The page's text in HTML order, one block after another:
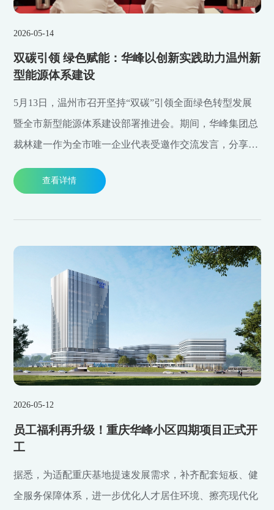
2026-05-14
双碳引领 绿色赋能：华峰以创新实践助力温州新
型能源体系建设
5月13日，温州市召开坚持“双碳”引领全面绿色转型发展
暨全市新型能源体系建设部署推进会。期间，华峰集团总
裁林建一作为全市唯一企业代表受邀作交流发言，分享企
展的责任与担当。
查看详情
2026-05-12
员工福利再升级！重庆华峰小区四期项目正式开
工
据悉，为适配重庆基地提速发展需求，补齐配套短板、健
全服务保障体系，进一步优化人才居住环境、擦亮现代化